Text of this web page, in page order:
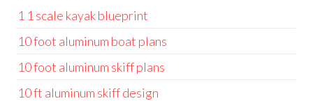
1 1 scale kayak blueprint
10 foot aluminum boat plans
10 foot aluminum skiff plans
10 ft aluminum skiff design